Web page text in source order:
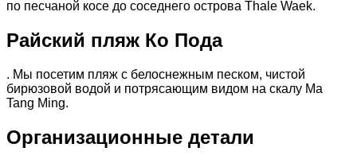
по песчаной косе до соседнего острова Thale Waek.
Райский пляж Ко Пода
. Мы посетим пляж с белоснежным песком, чистой
бирюзовой водой и потрясающим видом на скалу Ma
Tang Ming.
Организационные детали